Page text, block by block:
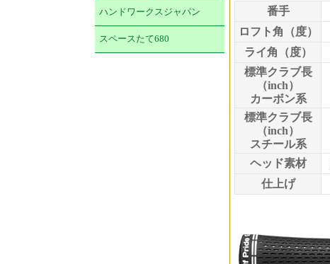
ハンドワークスジャパン
スペースたて680
番手
ロフト角（度）
ライ角（度）
標準クラブ長
（inch）
カーボン系
標準クラブ長
（inch）
スチール系
ヘッド素材
仕上げ